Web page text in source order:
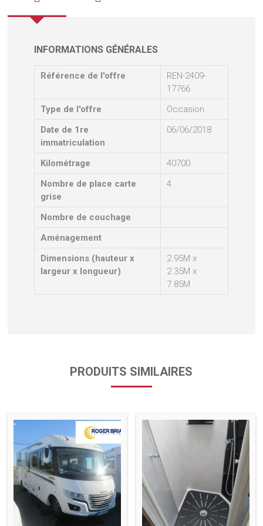
INFORMATIONS GÉNÉRALES
Référence de l'offre
REN-2409-
17766
Type de l'offre
Occasion
Date de 1re
immatriculation
06/06/2018
Kilométrage
40700
Nombre de place carte
grise
4
Nombre de couchage
Aménagement
Dimensions (hauteur x
largeur x longueur)
2.95M x
2.35M x
7.85M
PRODUITS SIMILAIRES